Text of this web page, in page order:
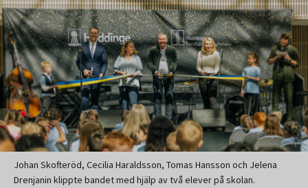
Johan Skofteröd, Cecilia Haraldsson, Tomas Hansson och Jelena
Drenjanin klippte bandet med hjälp av två elever på skolan.